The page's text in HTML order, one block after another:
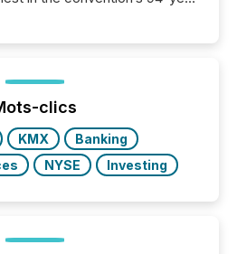
clients and prospects across
was evident, with...
clics
KMX
Banking
NYSE Investing